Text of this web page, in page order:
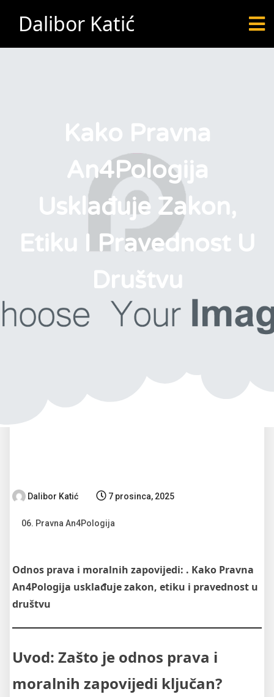
Dalibor Katić
Kako Pravna
An4Pologija
Usklađuje Zakon,
Etiku I Pravednost U
Društvu
Dalibor Katić 7 prosinca, 2025
06. Pravna An4Pologija
Odnos prava i moralnih zapovijedi: . Kako Pravna
An4Pologija usklađuje zakon, etiku i pravednost u
društvu
Uvod: Zašto je odnos prava i
moralnih zapovijedi ključan?